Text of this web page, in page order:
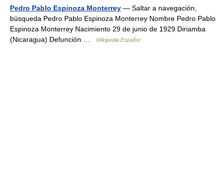
Pedro Pablo Espinoza Monterrey — Saltar a navegación,
búsqueda Pedro Pablo Espinoza Monterrey Nombre Pedro Pablo
Espinoza Monterrey Nacimiento 29 de junio de 1929 Diriamba
(Nicaragua) Defunción …
Wikipedia Español